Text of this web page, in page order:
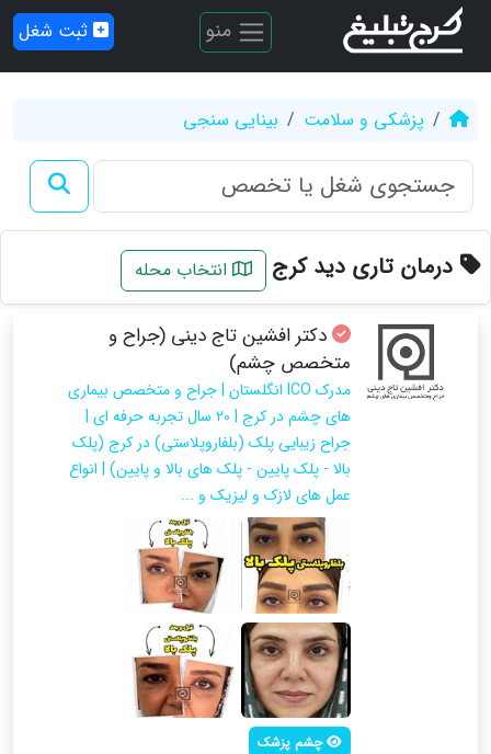
منو ثبت شغل
پزشکی و سلامت بینایی سنجی
درمان تاری دید کرج انتخاب محله
دکتر افشین تاج دینی (جراح و
متخصص چشم)
مدرک ICO انگلستان | جراح و متخصص بیماری
های چشم در کرج | ۲۰ سال تجربه حرفه ای |
جراح زیبایی پلک (بلفاروپلاستی) در کرج (پلک
بالا - پلک پایین - پلک های بالا و پایین) | انواع
عمل های لازک و لیزیک و ...
چشم پزشک